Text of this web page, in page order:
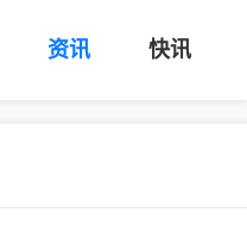
资讯 快讯